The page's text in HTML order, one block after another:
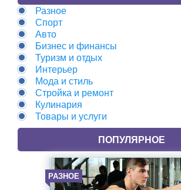
Разное
Спорт
Авто
Бизнес и финансы
Туризм и отдых
Интерьер
Мода и стиль
Стройка и ремонт
Кулинария
Товары и услуги
ПОПУЛЯРНОЕ
РАЗНОЕ